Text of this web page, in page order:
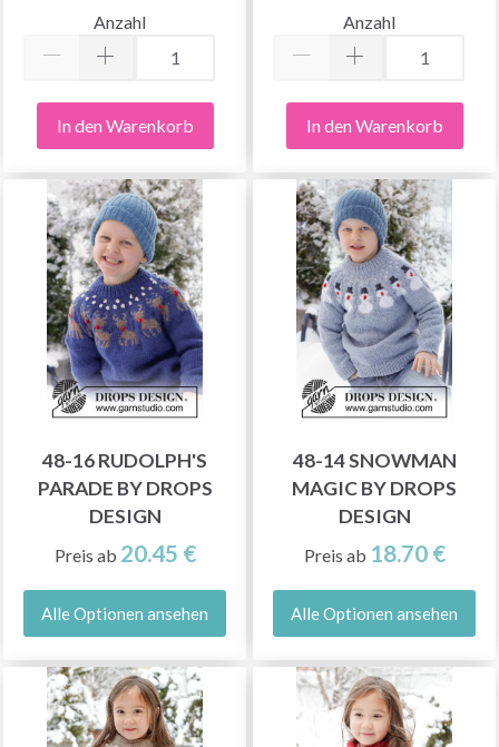
Anzahl
In den Warenkorb
Anzahl
In den Warenkorb
48-16 RUDOLPH'S
PARADE BY DROPS
DESIGN
Preis ab 20.45 €
Alle Optionen ansehen
48-14 SNOWMAN
MAGIC BY DROPS
DESIGN
Preis ab 18.70 €
Alle Optionen ansehen